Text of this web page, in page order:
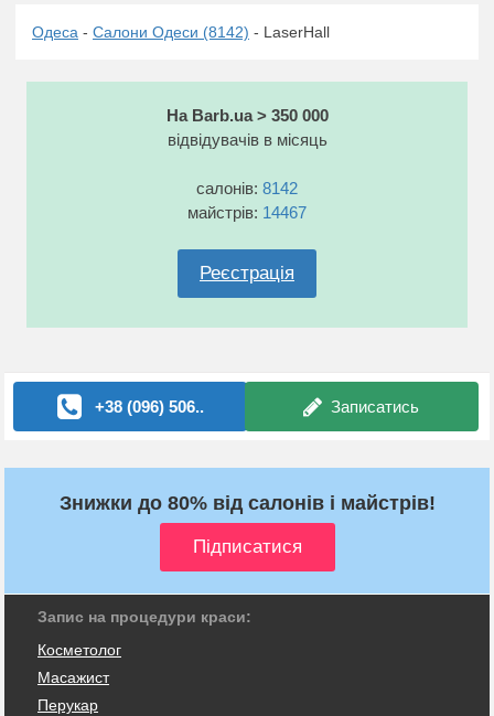
Одеса - Салони Одеси (8142) - LaserHall
На Barb.ua > 350 000
відвідувачів в місяць
салонів: 8142
майстрів: 14467
Реєстрація
+38 (096) 506.. Записатись
Знижки до 80% від салонів і майстрів!
Запис на процедури краси:
Косметолог
Масажист
Перукар